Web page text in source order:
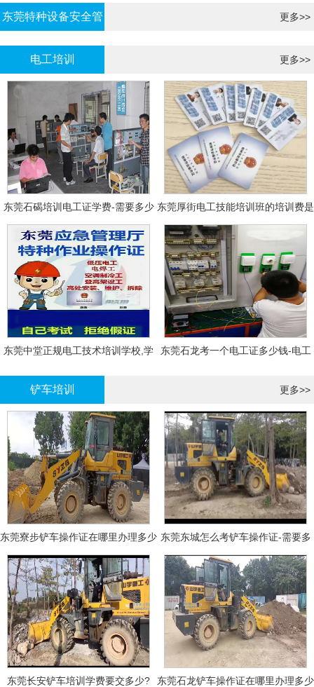
东莞特种设备安全管
理证考证
更多>>
电工培训 更多>>
东莞石碣培训电工证学费-需要多少
钱?需要什么条件?
东莞厚街电工技能培训班的培训费是
多少?
东莞中堂正规电工技术培训学校,学
东莞石龙考一个电工证多少钱-电工
铲车培训 更多>>
东莞寮步铲车操作证在哪里办理多少
钱
东莞东城怎么考铲车操作证-需要多
少钱?
东莞长安铲车培训学费要交多少?
东莞石龙铲车操作证在哪里办理多少